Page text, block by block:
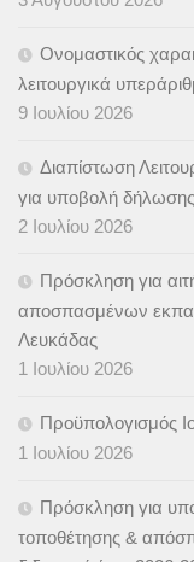
Ονομαστικός
λειτουργικά
9 Ιουλίου 2026
Διαπίστωση
για υποβολή δήλωσης
2 Ιουλίου 2026
Πρόσκληση για
αποσπασμένων
Λευκάδας
1 Ιουλίου 2026
Προϋπολογισμός
1 Ιουλίου 2026
Πρόσκληση για
τοποθέτησης &